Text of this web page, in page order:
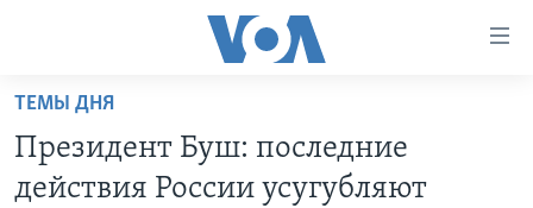
Перейти
основной
контент
ПРОГРАММЫ
ТЕМЫ ДНЯ
Президент Буш: последние
действия России усугубляют